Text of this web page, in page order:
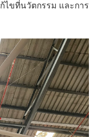
ไขที่นวัตกรรม และการ